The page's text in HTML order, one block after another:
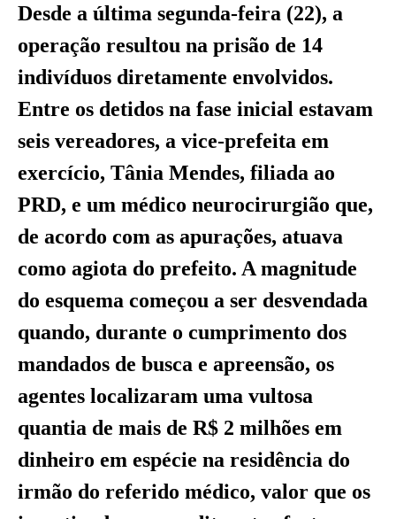
Desde a última segunda-feira (22), a
operação resultou na prisão de 14
indivíduos diretamente envolvidos.
Entre os detidos na fase inicial estavam
seis vereadores, a vice-prefeita em
exercício, Tânia Mendes, filiada ao
PRD, e um médico neurocirurgião que,
de acordo com as apurações, atuava
como agiota do prefeito. A magnitude
do esquema começou a ser desvendada
quando, durante o cumprimento dos
mandados de busca e apreensão, os
agentes localizaram uma vultosa
quantia de mais de R$ 2 milhões em
dinheiro em espécie na residência do
irmão do referido médico, valor que os